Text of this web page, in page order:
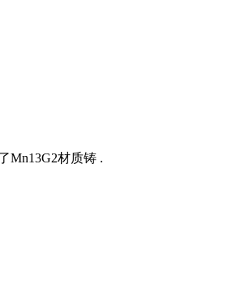
Mn13G2材质铸 .